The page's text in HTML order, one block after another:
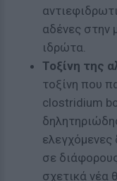
αδένες στην
ιδρώτα.
Τοξίνη της
τοξίνη που
clostridium
ελεγχόμενες
σε
σχετικά νέα